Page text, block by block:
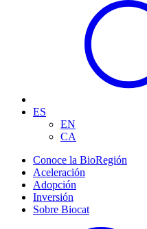
ES
EN
CA
Conoce la BioRegión
Aceleración
Adopción
Inversión
Sobre Biocat